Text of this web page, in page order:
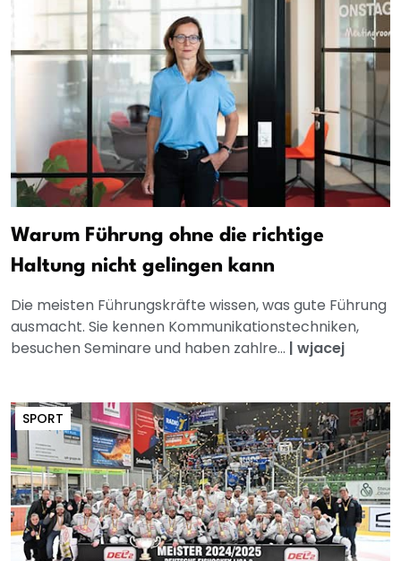
Warum Führung ohne die richtige
Haltung nicht gelingen kann
Die meisten Führungskräfte wissen, was gute Führung
ausmacht. Sie kennen Kommunikationstechniken,
besuchen Seminare und haben zahlre... | wjacej
SPORT